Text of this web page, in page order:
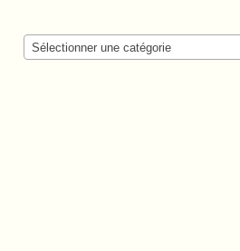
Sélectionner une catégorie